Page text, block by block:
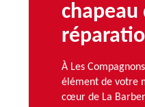
chapeau
À Les
élément de votre
cœur de La